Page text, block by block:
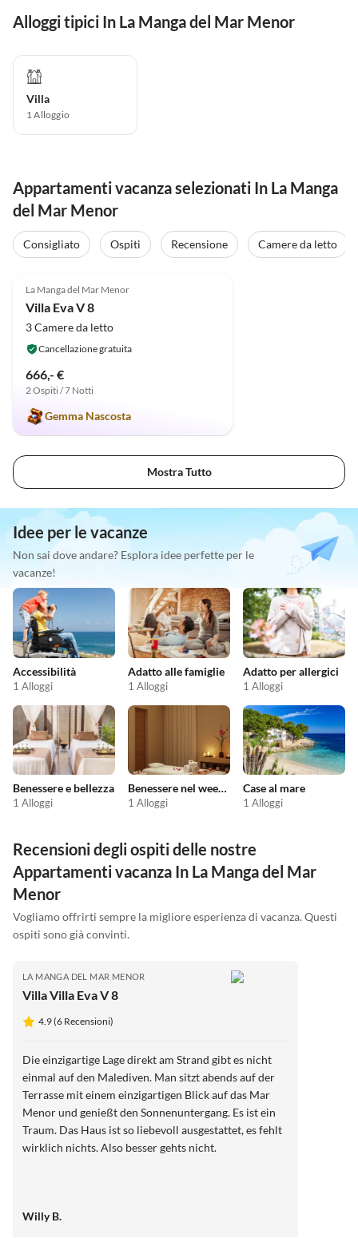
Alloggi tipici In La Manga del Mar Menor
Villa
1Alloggio
Appartamenti vacanza selezionati In La Manga
del Mar Menor
Consigliato Ospiti Recensione
Camere da letto
La Manga del Mar Menor
Villa Eva V 8
3 Camere da letto
Cancellazione gratuita
666,- €
2 Ospiti / 7 Notti
Gemma Nascosta
Mostra Tutto
Idee per le vacanze
Non sai dove andare? Esplora idee perfette per le
vacanze!
Accessibilità
1 Alloggi
Adatto alle famiglie
1 Alloggi
Adatto per allergici
1 Alloggi
Benessere e bellezza
1 Alloggi
Benessere nel weekend
1 Alloggi
Case al mare
1 Alloggi
Recensioni degli ospiti delle nostre
Appartamenti vacanza In La Manga del Mar
Menor
Vogliamo offrirti sempre la migliore esperienza di vacanza. Questi
ospiti sono già convinti.
LA MANGA DEL MAR MENOR
Villa Villa Eva V 8
4.9 (6 Recensioni)
Die einzigartige Lage direkt am Strand gibt es nicht
einmal auf den Malediven. Man sitzt abends auf der
Terrasse mit einem einzigartigen Blick auf das Mar
Menor und genießt den Sonnenuntergang. Es ist ein
Traum. Das Haus ist so liebevoll ausgestattet, es fehlt
wirklich nichts. Also besser gehts nicht.
Willy B.